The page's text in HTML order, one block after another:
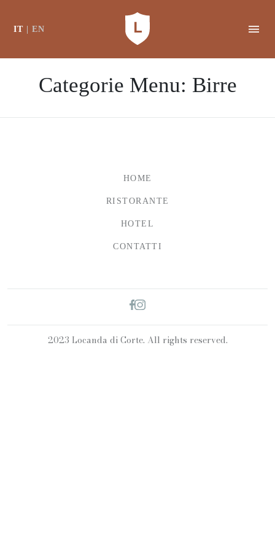
IT EN
Categorie Menu: Birre
HOME
RISTORANTE
HOTEL
CONTATTI
2023 Locanda di Corte. All rights reserved.